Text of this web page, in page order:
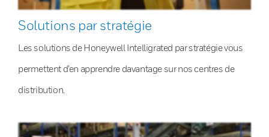
Solutions par stratégie
Les solutions de Honeywell Intelligrated par stratégie vous
permettent d’en apprendre davantage sur nos centres de
distribution.